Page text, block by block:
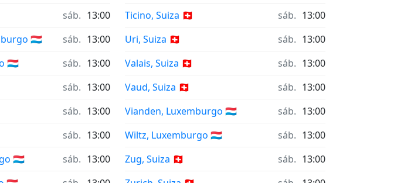
sáb. 13:00
🇱🇺
sáb. 13:00
🇱🇺
sáb. 13:00
sáb. 13:00
sáb. 13:00
sáb. 13:00
🇱🇺
sáb. 13:00
Ticino, Suiza 🇨🇭
sáb. 13:00
Uri, Suiza 🇨🇭
sáb. 13:00
Valais, Suiza 🇨🇭
sáb. 13:00
Vaud, Suiza 🇨🇭
sáb. 13:00
Vianden, Luxemburgo 🇱🇺
sáb. 13:00
Wiltz, Luxemburgo 🇱🇺
sáb. 13:00
Zug, Suiza 🇨🇭
sáb. 13:00